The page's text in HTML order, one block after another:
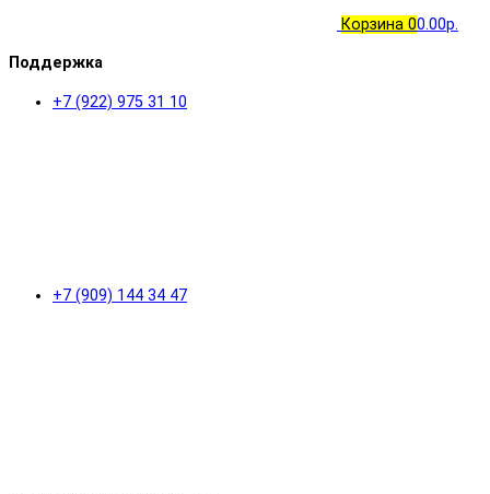
Корзина 00.00р.
Поддержка
+7 (922) 975 31 10
+7 (909) 144 34 47